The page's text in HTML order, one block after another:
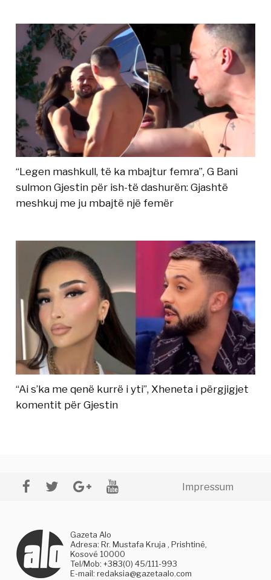
“Legen mashkull, të ka mbajtur femra”, G Bani
sulmon Gjestin për ish-të dashurën: Gjashtë
meshkuj me ju mbajtë një femër
“Ai s’ka me qenë kurrë i yti”, Xheneta i përgjigjet
komentit për Gjestin
Impressum
Gazeta Alo
Adresa: Rr. Mustafa Kruja , Prishtinë,
Kosovë 10000
Tel/Mob: +383(0) 45/111-993
E-mail:redaksia@gazetaalo.com